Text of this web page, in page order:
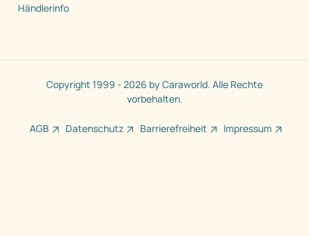
Händlerinfo
Copyright 1999 - 2026 by Caraworld. Alle Rechte
vorbehalten.
AGB Datenschutz Barrierefreiheit Impressum